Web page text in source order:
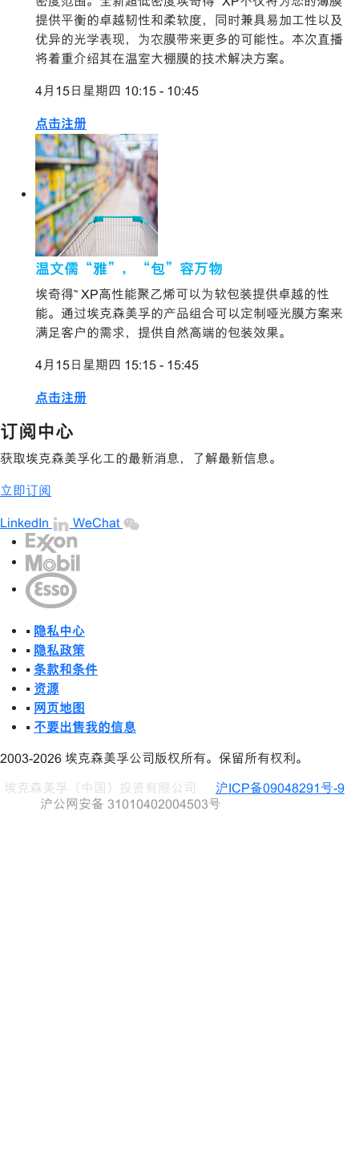
提供平衡的卓越韧性和柔软度，同时兼具易加工性以及
优异的光学表现，为农膜带来更多的可能性。本次直播
将着重介绍其在温室大棚膜的技术解决方案。
4月15日星期四 10:15 - 10:45
点击注册
温文儒“雅”，“包”容万物
埃奇得™ XP高性能聚乙烯可以为软包装提供卓越的性
能。通过埃克森美孚的产品组合可以定制哑光膜方案来
满足客户的需求，提供自然高端的包装效果。
4月15日星期四 15:15 - 15:45
点击注册
订阅中心
获取埃克森美孚化工的最新消息，了解最新信息。
立即订阅
LinkedIn WeChat
• 隐私中心
• 隐私政策
• 条款和条件
• 资源
• 网页地图
• 不要出售我的信息
2003-2026 埃克森美孚公司版权所有。保留所有权利。
埃克森美孚（中国）投资有限公司
沪ICP备09048291号-9
沪公网安备 31010402004503号